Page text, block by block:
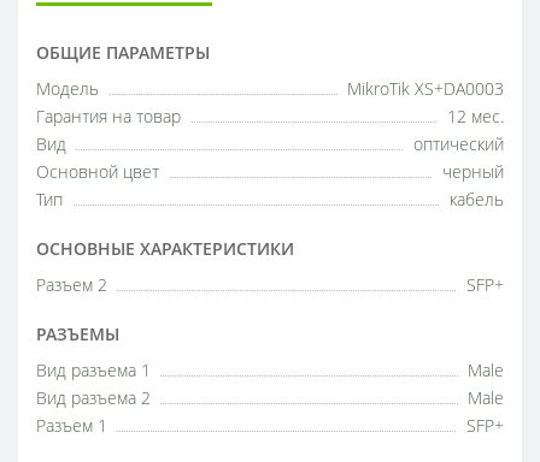
ОБЩИЕ ПАРАМЕТРЫ
Модель
MikroTik XS+DA0003
Гарантия на товар
12 мес.
Вид
оптический
Основной цвет
черный
Тип
кабель
ОСНОВНЫЕ ХАРАКТЕРИСТИКИ
Разъем 2 SFP+
РАЗЪЕМЫ
Вид разъема 1
Male
Вид разъема 2
Male
Разъем 1
SFP+